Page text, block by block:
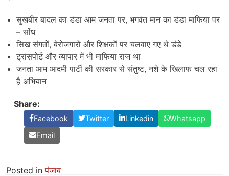
सुखबीर बादल का डंडा आम जनता पर, भगवंत मान का डंडा माफिया पर
– सोंध
सिख संगतों, बेरोजगारों और शिक्षकों पर चलवाए गए थे डंडे
ट्रांसपोर्ट और व्यापार में भी माफिया राज था
जनता आम आदमी पार्टी की सरकार से संतुष्ट, नशे के खिलाफ चल रहा
है अभियान
Share:
Facebook Twitter Linkedin
Whatsapp
Email
Posted inपंजाब